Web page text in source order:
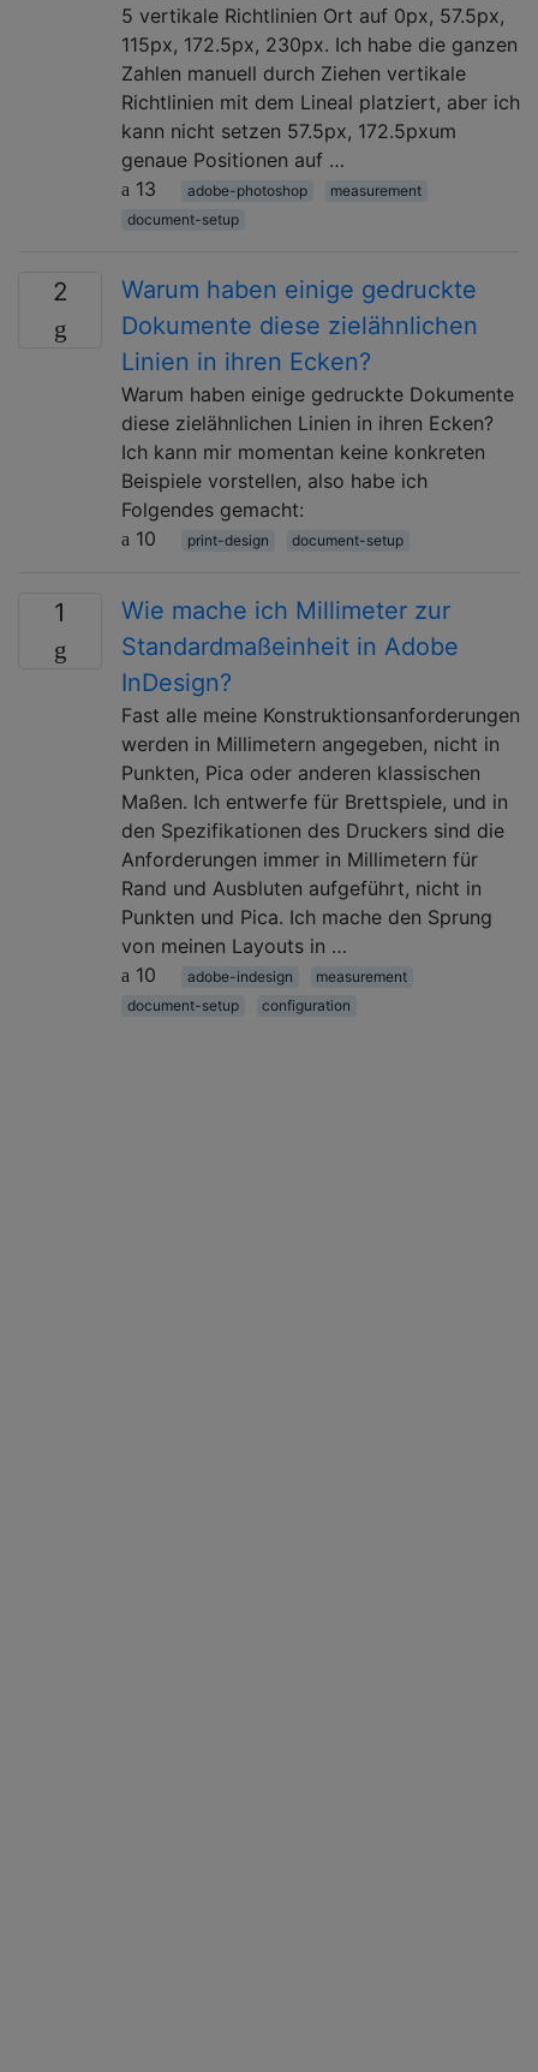
5 vertikale Richtlinien Ort auf 0px, 57.5px,
115px, 172.5px, 230px. Ich habe die ganzen
Zahlen manuell durch Ziehen vertikale
Richtlinien mit dem Lineal platziert, aber ich
kann nicht setzen 57.5px, 172.5pxum
genaue Positionen auf …
13
adobe-photoshop
measurement
document-setup
2
Warum haben einige gedruckte
Dokumente diese zielähnlichen
Linien in ihren Ecken?
Warum haben einige gedruckte Dokumente
diese zielähnlichen Linien in ihren Ecken?
Ich kann mir momentan keine konkreten
Beispiele vorstellen, also habe ich
Folgendes gemacht:
10
print-design document-setup
1
Wie mache ich Millimeter zur
Standardmaßeinheit in Adobe
InDesign?
Fast alle meine Konstruktionsanforderungen
werden in Millimetern angegeben, nicht in
Punkten, Pica oder anderen klassischen
Maßen. Ich entwerfe für Brettspiele, und in
den Spezifikationen des Druckers sind die
Anforderungen immer in Millimetern für
Rand und Ausbluten aufgeführt, nicht in
Punkten und Pica. Ich mache den Sprung
von meinen Layouts in …
10
adobe-indesign
measurement
document-setup
configuration